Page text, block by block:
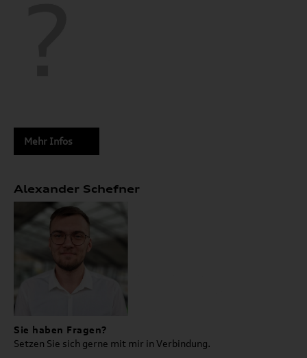
Mehr Infos
Alexander Schefner
Sie haben Fragen?
Setzen Sie sich gerne mit mir in Verbindung.